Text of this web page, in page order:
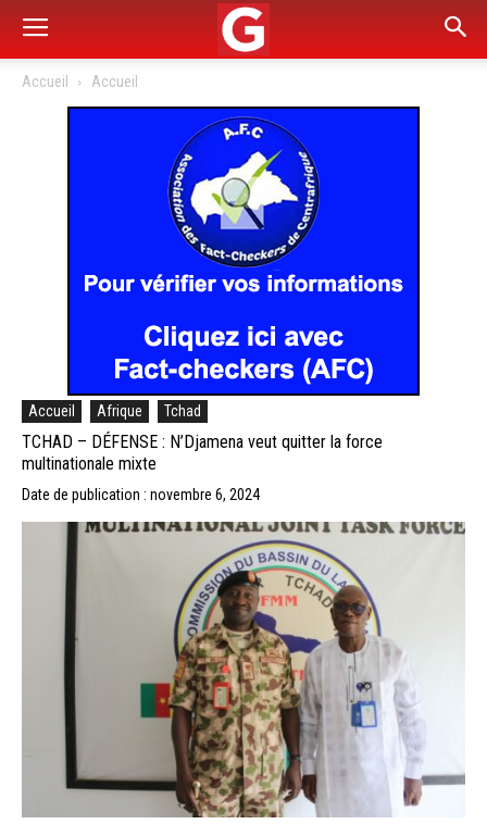
Accueil Accueil
Accueil Afrique Tchad
TCHAD – DÉFENSE : N’Djamena veut quitter la force
multinationale mixte
Date de publication : novembre 6, 2024